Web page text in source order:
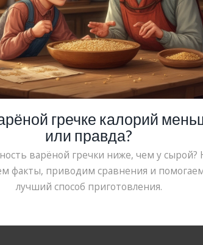
гречке калорий
или правда?
варёной гречки ниже, чем у сырой?
факты, приводим сравнения и
лучший способ приготовления.